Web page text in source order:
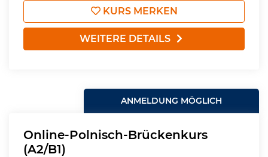
KURS MERKEN
WEITERE DETAILS
ANMELDUNG MÖGLICH
Online-Polnisch-Brückenkurs
(A2/B1)